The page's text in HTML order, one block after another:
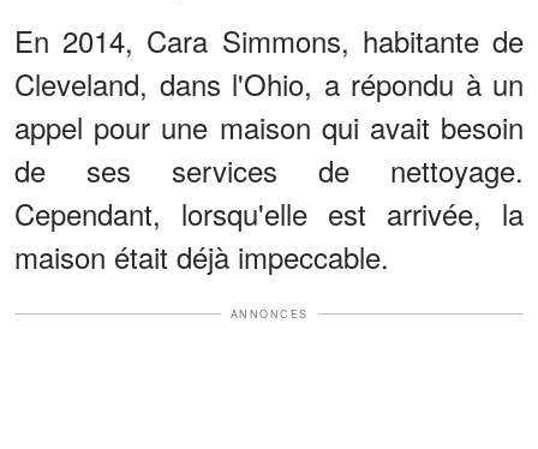
En 2014, Cara Simmons, habitante de
Cleveland, dans l'Ohio, a répondu à un
appel pour une maison qui avait besoin
de ses services de nettoyage.
Cependant, lorsqu'elle est arrivée, la
maison était déjà impeccable.
ANNONCES